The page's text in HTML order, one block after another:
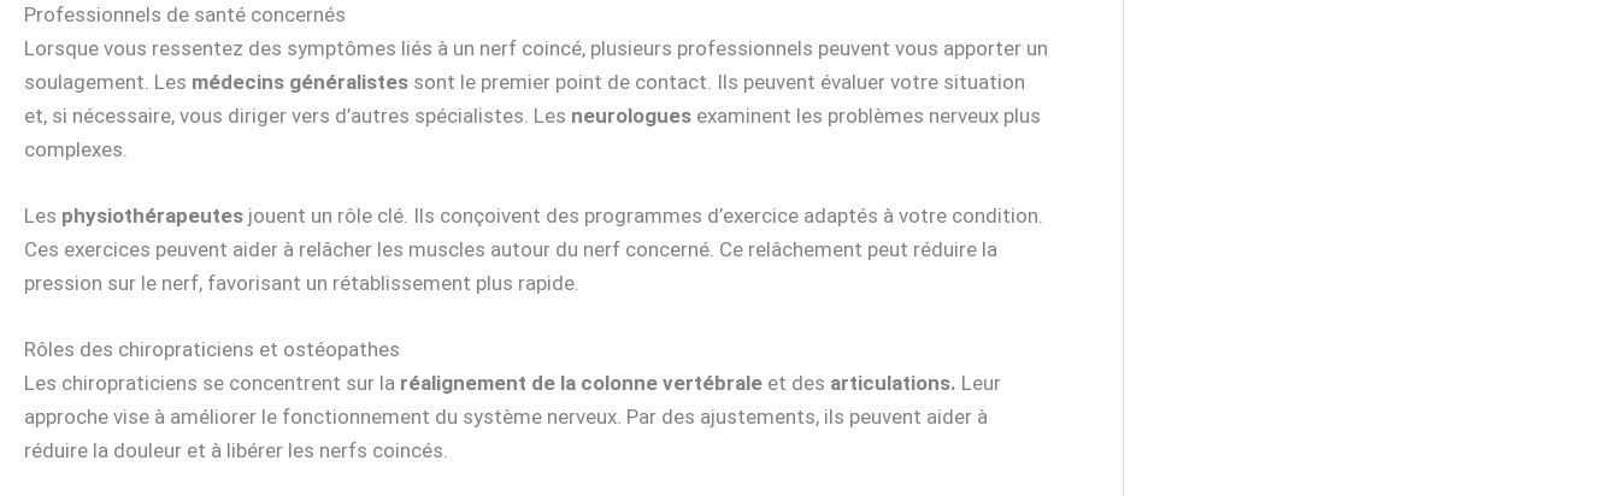
Professionnels de santé concernés
Lorsque vous ressentez des symptômes liés à un nerf coincé, plusieurs professionnels peuvent vous apporter un
soulagement. Les médecins généralistes sont le premier point de contact. Ils peuvent évaluer votre situation
et, si nécessaire, vous diriger vers d’autres spécialistes. Les neurologues examinent les problèmes nerveux plus
complexes.
Les physiothérapeutes jouent un rôle clé. Ils conçoivent des programmes d’exercice adaptés à votre condition.
Ces exercices peuvent aider à relâcher les muscles autour du nerf concerné. Ce relâchement peut réduire la
pression sur le nerf, favorisant un rétablissement plus rapide.
Rôles des chiropraticiens et ostéopathes
Les chiropraticiens se concentrent sur la réalignement de la colonne vertébrale et des articulations. Leur
approche vise à améliorer le fonctionnement du système nerveux. Par des ajustements, ils peuvent aider à
réduire la douleur et à libérer les nerfs coincés.